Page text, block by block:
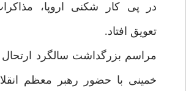
در پى كار شكنى اروپا،
تعويق افتاد.
مراسم بزرگداشت سالگرد
خمينى با حضور رهبر معظم